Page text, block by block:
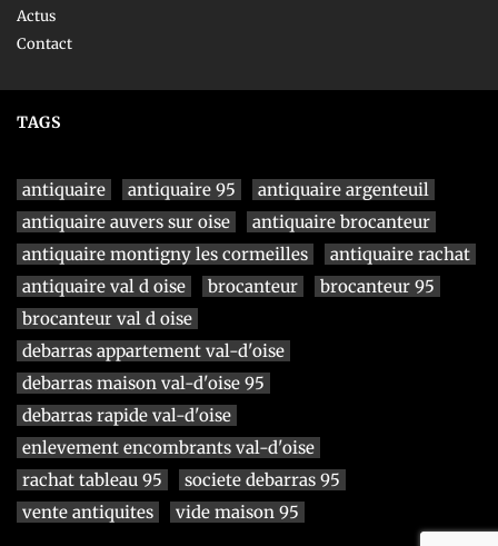
Actus
Contact
TAGS
antiquaire antiquaire 95
antiquaire argenteuil
antiquaire auvers sur oise
antiquaire brocanteur
antiquaire montigny les cormeilles
antiquaire rachat
antiquaire val d oise
brocanteur
brocanteur 95
brocanteur val d oise
debarras appartement val-d'oise
debarras maison val-d'oise 95
debarras rapide val-d'oise
enlevement encombrants val-d'oise
rachat tableau 95
societe debarras 95
vente antiquites
vide maison 95